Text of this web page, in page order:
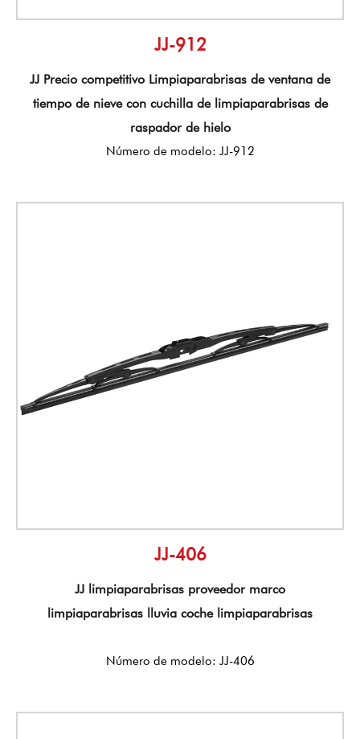
JJ-912
JJ Precio competitivo Limpiaparabrisas de ventana de
tiempo de nieve con cuchilla de limpiaparabrisas de
raspador de hielo
Número de modelo: JJ-912
JJ-406
JJ limpiaparabrisas proveedor marco
limpiaparabrisas lluvia coche limpiaparabrisas
Número de modelo: JJ-406